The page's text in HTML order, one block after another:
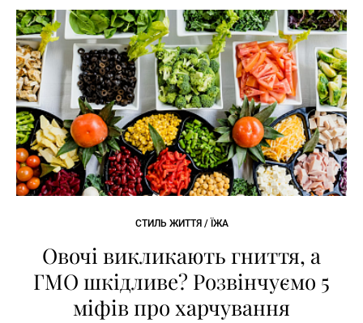
СТИЛЬ ЖИТТЯ / ЇЖА
Овочі викликають гниття, а
ГМО шкідливе? Розвінчуємо 5
міфів про харчування